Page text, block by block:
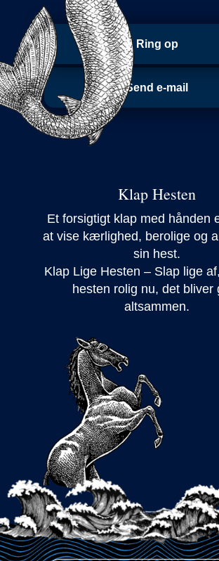
Send e-mail
Ring op
Klap Hesten
Et forsigtigt klap med hånden
at vise kærlighed, berolige og
sin hest.
Klap Lige Hesten – Slap lige
hesten rolig nu, det bliver
altsammen.